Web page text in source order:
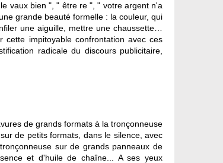
vaux bien ", " être re ", " votre argent n'a
grande beauté formelle : la couleur, qui
une aiguille, mettre une chaussette…
impitoyable confrontation avec ces
radicale du discours publicitaire,
de grands formats à la tronçonneuse
de petits formats, dans le silence, avec
sur de grands panneaux de
et d'huile de chaîne... A ses yeux